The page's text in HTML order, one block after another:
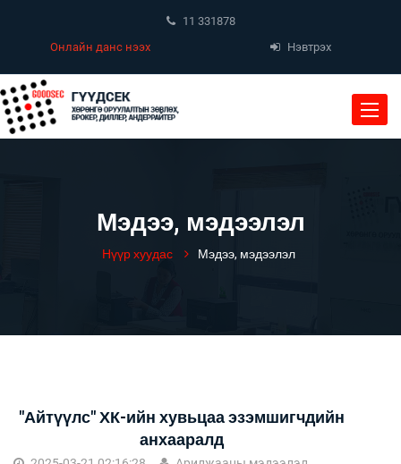
11 331878
Онлайн данс нээх
Нэвтрэх
Toggle
Мэдээ, мэдээлэл
Нүүр хуудас Мэдээ, мэдээлэл
"Айтүүлс" ХК-ийн хувьцаа эзэмшигчдийн
анхааралд